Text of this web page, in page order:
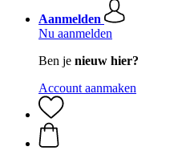
Aanmelden
Nu aanmelden
Ben je nieuw hier?
Account aanmaken